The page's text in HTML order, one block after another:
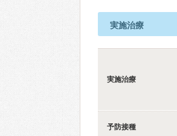
実施治療
実施治療
予防接種